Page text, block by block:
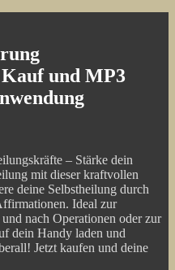
und MP3
– Stärke dein
mit dieser kraftvollen
deine Selbstheilung durch
Ideal zur
nach Operationen oder zur
dein Handy laden und
Jetzt kaufen und deine